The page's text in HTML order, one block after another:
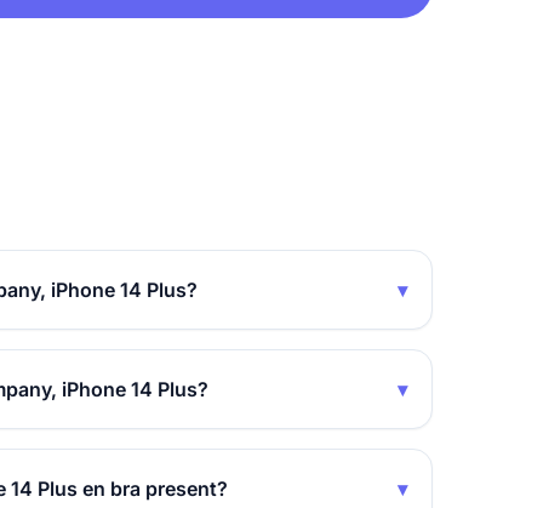
iPhone 14 Plus? ▾
iPhone 14 Plus? ▾
Plus en bra present? ▾